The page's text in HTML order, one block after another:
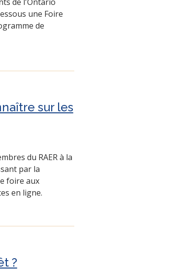
une Foire
de
sur les
du RAER à la
par la
foire aux
en ligne.
?